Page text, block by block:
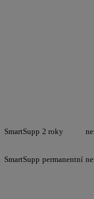
SmartSupp 2 roky
SmartSupp permanentní